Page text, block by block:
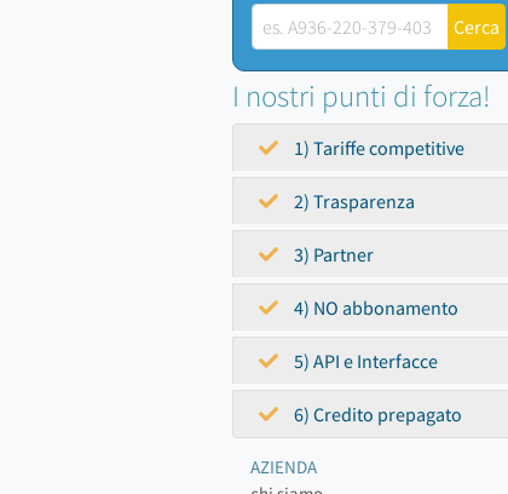
I nostri punti di forza!
1) Tariffe competitive
2) Trasparenza
3) Partner
4) NO abbonamento
5) API e Interfacce
6) Credito prepagato
AZIENDA